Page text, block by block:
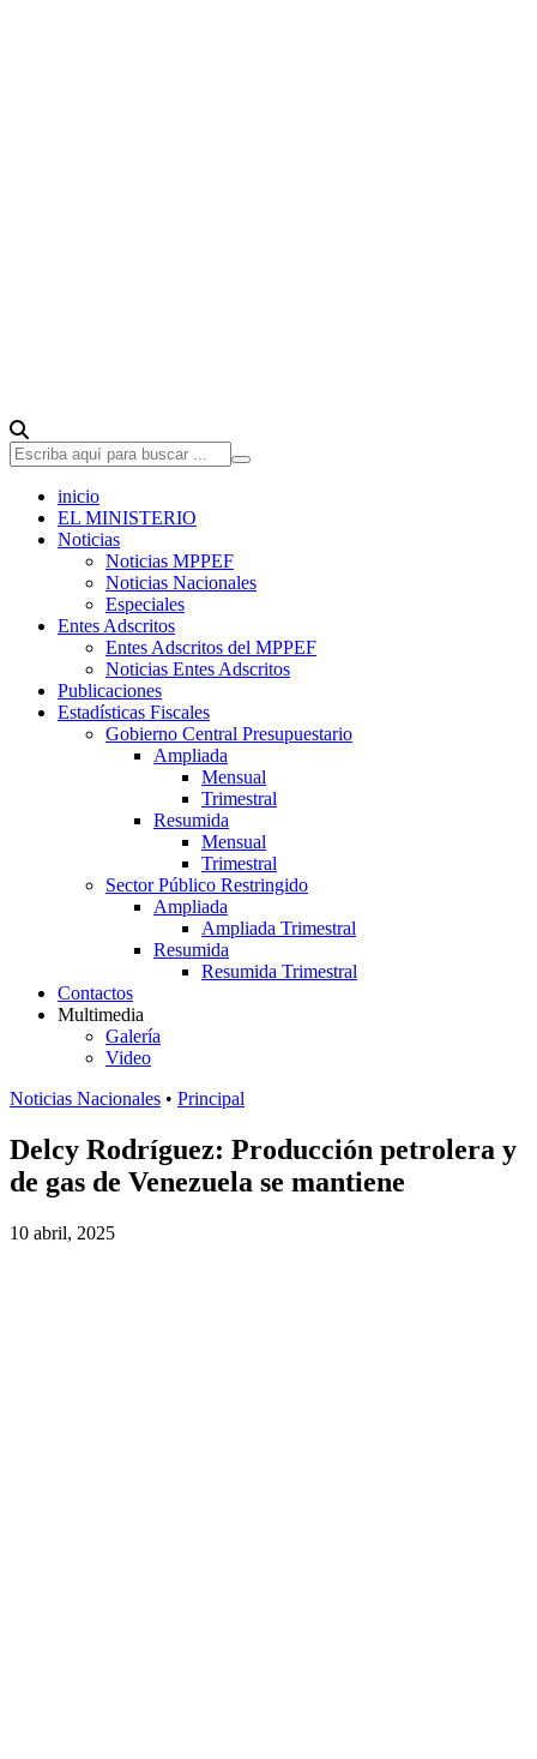
inicio
EL MINISTERIO
Noticias
Noticias MPPEF
Noticias Nacionales
Especiales
Entes Adscritos
Entes Adscritos del MPPEF
Noticias Entes Adscritos
Publicaciones
Estadísticas Fiscales
Gobierno Central Presupuestario
Ampliada
Mensual
Trimestral
Resumida
Mensual
Trimestral
Sector Público Restringido
Ampliada
Ampliada Trimestral
Resumida
Resumida Trimestral
Contactos
Multimedia
Galería
Video
Noticias Nacionales • Principal
Delcy Rodríguez: Producción petrolera y
de gas de Venezuela se mantiene
10 abril, 2025